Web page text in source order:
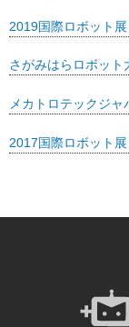
2019国際ロボット展
さがみはらロボット
メカトロテックジャ
2017国際ロボット展